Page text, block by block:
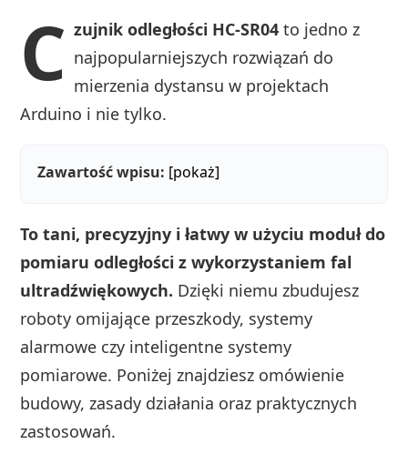
C zujnik odległości HC-SR04 to jedno z
najpopularniejszych rozwiązań do
mierzenia dystansu w projektach
Arduino i nie tylko.
Zawartość wpisu: [pokaż]
To tani, precyzyjny i łatwy w użyciu moduł do
pomiaru odległości z wykorzystaniem fal
ultradźwiękowych. Dzięki niemu zbudujesz
roboty omijające przeszkody, systemy
alarmowe czy inteligentne systemy
pomiarowe. Poniżej znajdziesz omówienie
budowy, zasady działania oraz praktycznych
zastosowań.